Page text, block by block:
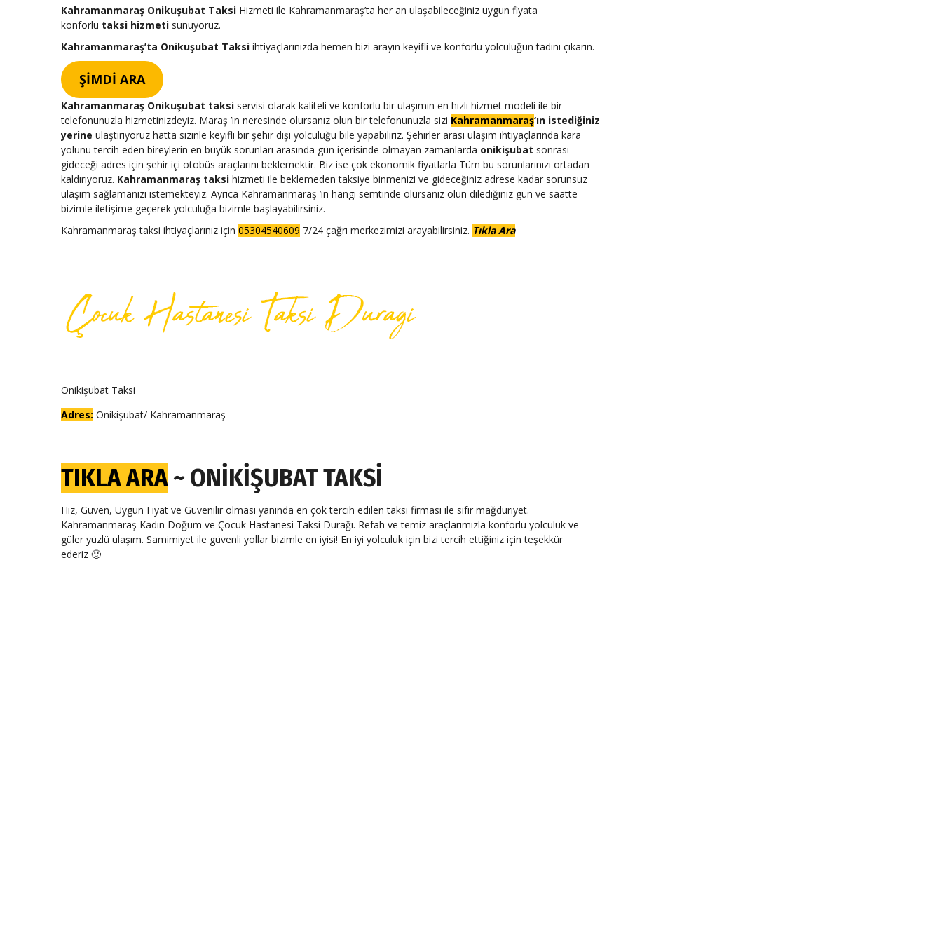
Kahramanmaraş Onikuşubat Taksi Hizmeti ile Kahramanmaraş’ta her an ulaşabileceğiniz uygun fiyata
konforlu taksi hizmeti sunuyoruz.
Kahramanmaraş’ta Onikuşubat Taksi ihtiyaçlarınızda hemen bizi arayın keyifli ve konforlu yolculuğun tadını çıkarın.
ŞİMDİ ARA
Kahramanmaraş Onikuşubat taksi servisi olarak kaliteli ve konforlu bir ulaşımın en hızlı hizmet modeli ile bir
telefonunuzla hizmetinizdeyiz. Maraş ’in neresinde olursanız olun bir telefonunuzla sizi Kahramanmaraş‘ın istediğiniz
yerine ulaştırıyoruz hatta sizinle keyifli bir şehir dışı yolculuğu bile yapabiliriz. Şehirler arası ulaşım ihtiyaçlarında kara
yolunu tercih eden bireylerin en büyük sorunları arasında gün içerisinde olmayan zamanlarda onikişubat sonrası
gideceği adres için şehir içi otobüs araçlarını beklemektir. Biz ise çok ekonomik fiyatlarla Tüm bu sorunlarınızı ortadan
kaldırıyoruz. Kahramanmaraş taksi hizmeti ile beklemeden taksiye binmenizi ve gideceğiniz adrese kadar sorunsuz
ulaşım sağlamanızı istemekteyiz. Ayrıca Kahramanmaraş ’in hangi semtinde olursanız olun dilediğiniz gün ve saatte
bizimle iletişime geçerek yolculuğa bizimle başlayabilirsiniz.
Kahramanmaraş taksi ihtiyaçlarınız için 05304540609 7/24 çağrı merkezimizi arayabilirsiniz. Tıkla Ara
Onikişubat Taksi
Adres: Onikişubat/ Kahramanmaraş
TIKLA ARA~ ONIKIŞUBAT TAKSI
Hız, Güven, Uygun Fiyat ve Güvenilir olması yanında en çok tercih edilen taksi firması ile sıfır mağduriyet.
Kahramanmaraş Kadın Doğum ve Çocuk Hastanesi Taksi Durağı. Refah ve temiz araçlarımızla konforlu yolculuk ve
güler yüzlü ulaşım. Samimiyet ile güvenli yollar bizimle en iyisi! En iyi yolculuk için bizi tercih ettiğiniz için teşekkür
ederiz 🙂